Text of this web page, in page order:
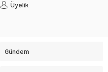
Üyelik
Gündem